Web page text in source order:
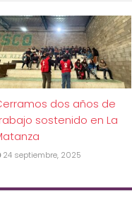
dos años de
sostenido en La
24 septiembre, 2025